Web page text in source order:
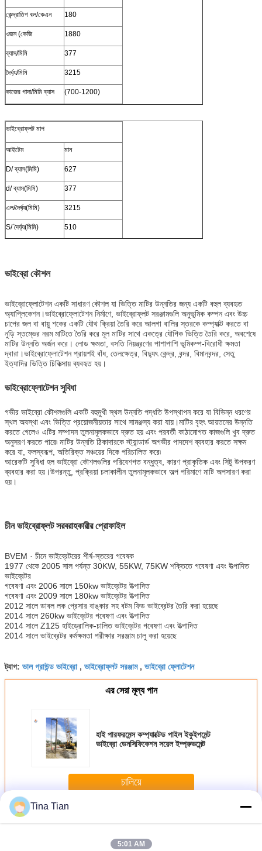
কেন্দ্রাতিগ বল/কেএন 180
ওজন (কেজি 1880
ব্যাস/মিমি 377
দৈর্ঘ্য/মিমি 3215
কাজের গাদা/মিমি ব্যাস (700-1200)
ভাইব্রোফ্লট মাপ
আইটেম মান
D/ ব্যাস(মিমি) 627
d/ ব্যাস(মিমি) 377
এল/দৈর্ঘ্য(মিমি) 3215
S/ দৈর্ঘ্য(মিমি) 510
ভাইব্রো কৌশল
ভাইব্রোফ্লোটেশন একটি সাধারণ কৌশল যা ভিত্তি মাটির উন্নতির জন্য একটি বহুল ব্যবহৃত
অ্যাপ্লিকেশন।ভাইব্রোফ্লোটেশন নির্মাণে, ভাইব্রোফ্লট সরঞ্জামগুলি অনুভূমিক কম্পন এবং উচ্চ
চাপের জল বা বায়ু শকের একটি যৌথ ক্রিয়া তৈরি করে আলগা বালির স্তরকে কম্প্যাক্ট করতে বা
নুড়ি স্তম্ভের নরম মাটিতে তৈরি করে মূল মাটির সাথে একত্রে যৌগিক ভিত্তি তৈরি করে, অবশেষে
মাটির উন্নতি অর্জন করে। লোড ক্ষমতা, বসতি নিয়ন্ত্রণের পাশাপাশি ভূমিকম্প-বিরোধী ক্ষমতা
দ্বারা।ভাইব্রোফ্লোটেশন প্রায়শই বাঁধ, তেলক্ষেত্র, বিদ্যুৎ কেন্দ্র, বন্দর, বিমানবন্দর, সেতু
ইত্যাদির ভিত্তি চিকিত্সায় ব্যবহৃত হয়।
ভাইব্রোফ্লোটেশন সুবিধা
গভীর ভাইব্রো কৌশলগুলি একটি বহুমুখী স্থল উন্নতি পদ্ধতি উপস্থাপন করে যা বিভিন্ন ধরণের
স্থল অবস্থা এবং ভিত্তি প্রয়োজনীয়তার সাথে সামঞ্জস্য করা যায়।মাটির বৃহৎ আয়তনের উন্নতি
করতে গেলেও এটির সম্পাদন তুলনামূলকভাবে দ্রুত হয় এবং পরবর্তী কাঠামোগত কাজগুলি খুব দ্রুত
অনুসরণ করতে পারে৷ মাটির উন্নতি ঠিকাদারকে স্ট্যান্ডার্ড অগভীর পাদদেশ ব্যবহার করতে সক্ষম
করে যা, ফলস্বরূপ, অতিরিক্ত সঞ্চয়ের দিকে পরিচালিত করে৷
আরেকটি সুবিধা হল ভাইব্রো কৌশলগুলির পরিবেশগত বন্ধুত্ব, কারণ প্রাকৃতিক এবং সিটু উপকরণ
ব্যবহার করা হয়।উপরন্তু, প্রক্রিয়া চলাকালীন তুলনামূলকভাবে অল্প পরিমাণে মাটি অপসারণ করা
হয়।
চীন ভাইব্রোফ্লট সরবরাহকারীর প্রোফাইল
BVEM · চীনে ভাইব্রেটরের শীর্ষ-স্তরের গবেষক
1977 থেকে 2005 সাল পর্যন্ত 30KW, 55KW, 75KW শক্তিতে গবেষণা এবং উত্পাদিত
ভাইব্রেটর
গবেষণা এবং 2006 সালে 150kw ভাইব্রেটর উত্পাদিত
গবেষণা এবং 2009 সালে 180kw ভাইব্রেটর উত্পাদিত
2012 সালে ডাবল লক প্রেসার বাঙ্কার সহ বটম ফিড ভাইব্রেটর তৈরি করা হয়েছে
2014 সালে 260kw ভাইব্রেটর গবেষণা এবং উত্পাদিত
2014 সালে Z125 হাইড্রোলিক-চালিত ভাইব্রেটর গবেষণা এবং উত্পাদিত
2014 সালে ভাইব্রেটর কর্মক্ষমতা পরীক্ষার সরঞ্জাম চালু করা হয়েছে
ট্যাগ: ভাল গ্রাউন্ড ভাইব্রো, ভাইব্রোফ্লট সরঞ্জাম, ভাইব্রো ফ্লোটেশন
এর সেরা মূল্য পান
হাই পারফরমেন্স কম্প্যাক্টেড পাইল ইকুইপমেন্ট
ভাইব্রো ডেনসিফিকেশন সয়েল ইম্প্রুভমেন্ট
চালিয়ে
অধিকভাইব্রো পাইল ফাউন্ডেশন
Tina Tian
5:01 AM